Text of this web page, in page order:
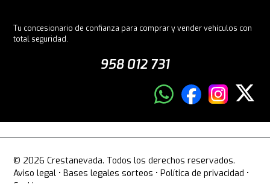
Tu concesionario de confianza para comprar y vender vehículos con
total seguridad.
958 012 731
© 2026 Crestanevada. Todos los derechos reservados.
Aviso legal •Bases legales sorteos •Política de privacidad •
Cookies